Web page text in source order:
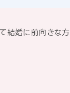
結婚に前向きな方